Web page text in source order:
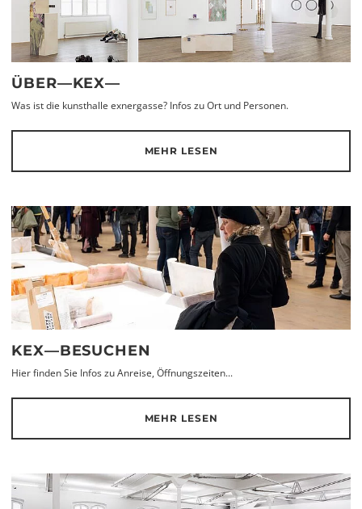
ÜBER—KEX—
Was ist die kunsthalle exnergasse? Infos zu Ort und Personen.
MEHR LESEN
KEX—BESUCHEN
Hier finden Sie Infos zu Anreise, Öffnungszeiten...
MEHR LESEN